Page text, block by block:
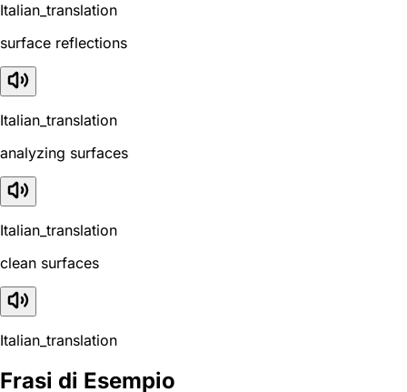
Italian_translation
surface reflections
Italian_translation
analyzing surfaces
Italian_translation
clean surfaces
Italian_translation
Frasi di Esempio